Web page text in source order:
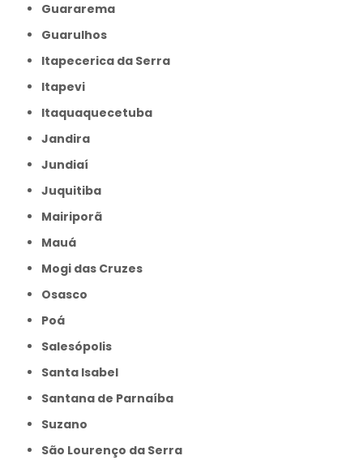
Guararema
Guarulhos
Itapecerica da Serra
Itapevi
Itaquaquecetuba
Jandira
Jundiaí
Juquitiba
Mairiporã
Mauá
Mogi das Cruzes
Osasco
Poá
Salesópolis
Santa Isabel
Santana de Parnaíba
Suzano
São Lourenço da Serra